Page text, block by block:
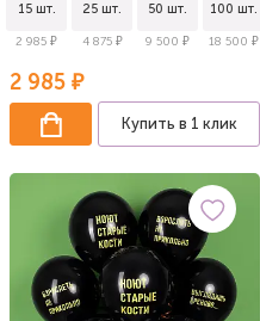
15 шт.
2 985 ₽
25 шт.
4 875 ₽
50 шт.
9 500 ₽
100 шт.
18 500 ₽
2 985 ₽
Купить в 1 клик